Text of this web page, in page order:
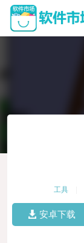
工具
安卓下载